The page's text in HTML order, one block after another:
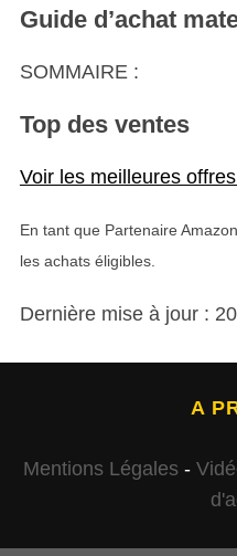
Guide d’achat
SOMMAIRE :
Top des ventes
Voir les meilleures
En tant que Partenaire
les achats éligibles.
Dernière mise à jour :
A
Mentions Légales -